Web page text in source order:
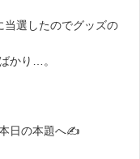
当選したのでグッズの
かり…。
日の本題へ✍